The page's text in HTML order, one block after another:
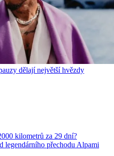
dělají největší hvězdy
kilometrů za 29 dní?
legendárního přechodu Alpami